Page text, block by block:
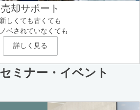
売却サポート
新しくても古くても
ベされていなくても
詳しく見る
ミナー・イベント